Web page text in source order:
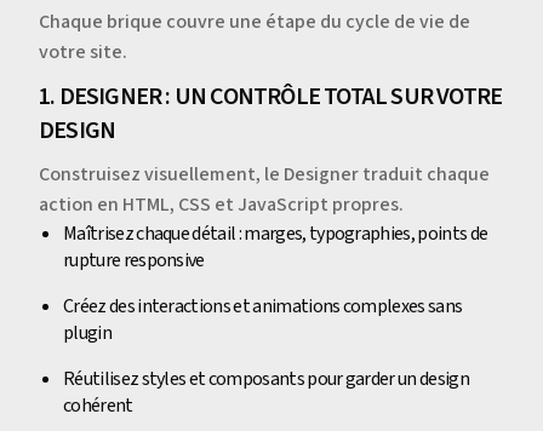
Chaque brique couvre une étape du cycle de vie de
votre site.
1. DESIGNER : UN CONTRÔLE TOTAL SUR VOTRE
DESIGN
Construisez visuellement, le Designer traduit chaque
action en HTML, CSS et JavaScript propres.
Maîtrisez chaque détail : marges, typographies, points de
rupture responsive
Créez des interactions et animations complexes sans
plugin
Réutilisez styles et composants pour garder un design
cohérent